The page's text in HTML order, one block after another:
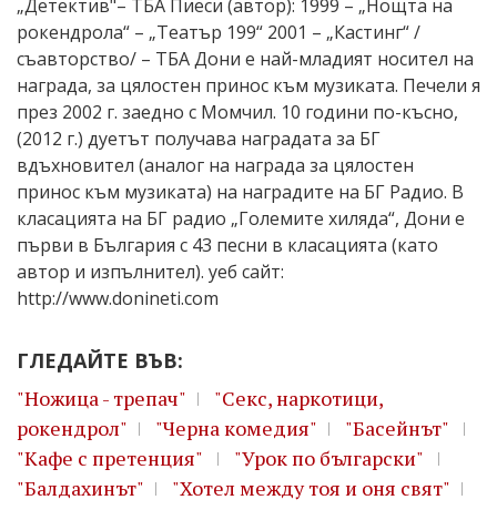
„Детектив"– ТБА Пиеси (автор): 1999 – „Нощта на
рокендрола“ – „Театър 199“ 2001 – „Кастинг“ /
съавторство/ – ТБА Дони е най-младият носител на
награда, за цялостен принос към музиката. Печели я
през 2002 г. заедно с Момчил. 10 години по-късно,
(2012 г.) дуетът получава наградата за БГ
вдъхновител (аналог на награда за цялостен
принос към музиката) на наградите на БГ Радио. В
класацията на БГ радио „Големите хиляда“, Дони е
първи в България с 43 песни в класацията (като
автор и изпълнител). уеб сайт:
http://www.donineti.com
ГЛЕДАЙТЕ ВЪВ:
"Ножица - трепач"
"Секс, наркотици,
рокендрол"
"Черна комедия"
"Басейнът"
"Кафе с претенция"
"Урок по български"
"Бaлдахинът"
"Хотел между тоя и оня свят"